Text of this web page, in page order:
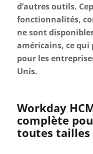
d’autres outils.
fonctionnalités,
ne sont
américains, ce
pour les
Unis.
Workday
complète
toutes tailles